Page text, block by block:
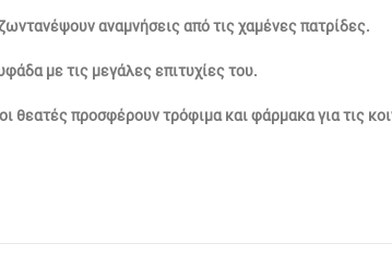
αναμνήσεις από τις χαμένες πατρίδες.
με τις μεγάλες επιτυχίες του.
θεατές προσφέρουν τρόφιμα και φάρμακα για τις